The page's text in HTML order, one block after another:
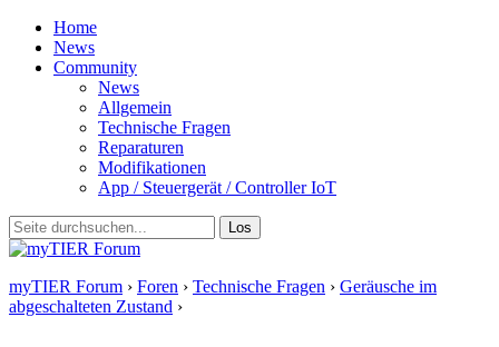
Home
News
Community
News
Allgemein
Technische Fragen
Reparaturen
Modifikationen
App / Steuergerät / Controller IoT
myTIER Forum › Foren › Technische Fragen › Geräusche im
abgeschalteten Zustand ›